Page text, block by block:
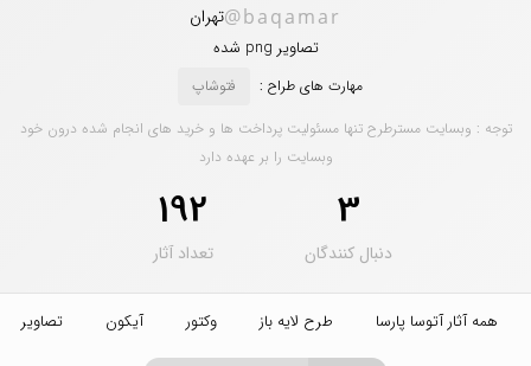
@baqamarتهران
تصاویر png شده
مهارت های طراح :
فتوشاپ
توجه : وبسایت مسترطرح تنها مسئولیت پرداخت ها و خرید های انجام شده درون خود
وبسایت را بر عهده دارد
3
دنبال کنندگان
192
تعداد آثار
همه آثار آتوسا پارسا طرح لایه باز وکتور آیکون تصاویر